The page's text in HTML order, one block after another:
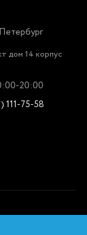
дом 14 корпус
20:00
111-75-58